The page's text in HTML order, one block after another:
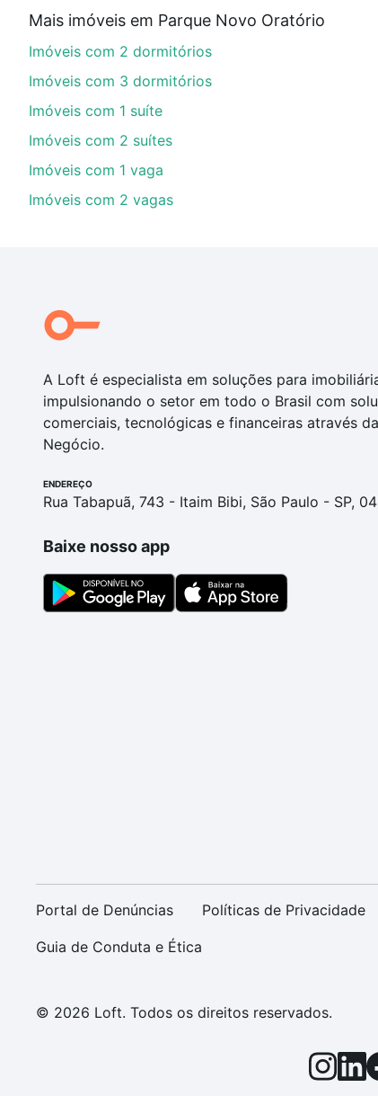
Aqui na Loft temos a oferta ideal para você, com
opções de financiamento imobiliário as parcelas
veja em nosso portal quanto custa comprar um
Mais imóveis em Parque Novo Oratório
Imóveis com 2 dormitórios
Imóveis com 3 dormitórios
Imóveis com 1 suíte
Imóveis com 2 suítes
Imóveis com 1 vaga
Imóveis com 2 vagas
A Loft é especialista em soluções para
impulsionando o setor em todo o Brasil com
comerciais, tecnológicas e financeiras através
Negócio.
ENDEREÇO
Rua Tabapuã, 743 - Itaim Bibi, São Paulo - SP,
Baixe nosso app
Portal de Denúncias Políticas de Privacidade
Guia de Conduta e Ética
© 2026 Loft. Todos os direitos reservados.